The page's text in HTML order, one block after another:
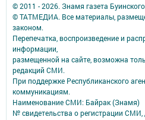
© 2011 - 2026. Знамя газета
© ТАТМЕДИА. Все материалы,
законом.
Перепечатка, воспроизведение и
информации,
размещенной на сайте, возможна
редакций СМИ.
При поддержке Республиканского
коммуникациям.
Наименование СМИ: Байрак (Знамя)
№ свидетельства о регистрации